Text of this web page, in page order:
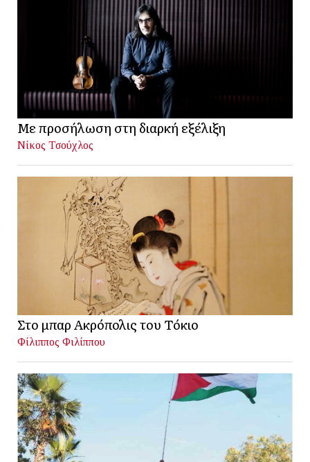
Με προσήλωση στη διαρκή εξέλιξη
Νίκος Τσούχλος
Στο μπαρ Ακρόπολις του Τόκιο
Φίλιππος Φιλίππου